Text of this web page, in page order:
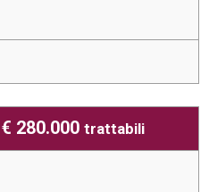
€ 280.000trattabili